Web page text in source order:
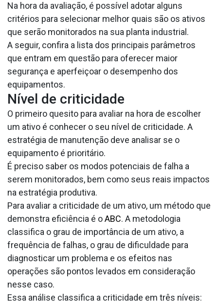
Na hora da avaliação, é possível adotar alguns
critérios para selecionar melhor quais são os ativos
que serão monitorados na sua planta industrial.
A seguir, confira a lista dos principais parâmetros
que entram em questão para oferecer maior
segurança e aperfeiçoar o desempenho dos
equipamentos.
Nível de criticidade
O primeiro quesito para avaliar na hora de escolher
um ativo é conhecer o seu nível de criticidade. A
estratégia de manutenção deve analisar se o
equipamento é prioritário.
É preciso saber os modos potenciais de falha a
serem monitorados, bem como seus reais impactos
na estratégia produtiva.
Para avaliar a criticidade de um ativo, um método que
demonstra eficiência é oABC. A metodologia
classifica o grau de importância de um ativo, a
frequência de falhas, o grau de dificuldade para
diagnosticar um problema e os efeitos nas
operações são pontos levados em consideração
nesse caso.
Essa análise classifica a criticidade em três níveis: